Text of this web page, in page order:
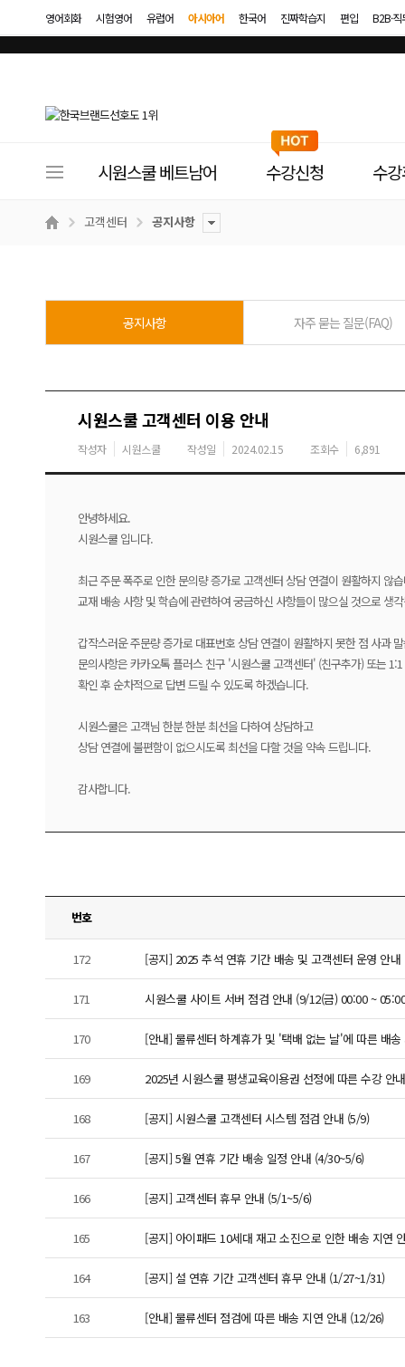
영어회화 시험영어 유럽어 아시아어 한국어 진짜학습지 편입 B2B·
이
메
시원스쿨 베트남어 수강신청 수
고객센터 공지사항
공지사항 자주 묻는 질문(FAQ)
시원스쿨 고객센터 이용 안내
작성자 시원스쿨 작성일 2024.02.15 조회수 6,891
안녕하세요.
시원스쿨 입니다.
최근 주문 폭주로 인한 문의량 증가로 고객센터 상담 연결이 원활하지 않
교재 배송 사항 및 학습에 관련하여 궁금하신 사항들이 많으실 것으로 생
갑작스러운 주문량 증가로 대표번호 상담 연결이 원활하지 못한 점 사과
문의사항은 카카오톡 플러스 친구 '시원스쿨 고객센터' (친구추가) 또는
확인 후 순차적으로 답변 드릴 수 있도록 하겠습니다.
시원스쿨은 고객님 한분 한분 최선을 다하여 상담하고
상담 연결에 불편함이 없으시도록 최선을 다할 것을 약속 드립니다.
감사합니다.
번호
172 [공지] 2025 추석 연휴 기간 배송 및 고객센터 운영 안내
171 시원스쿨 사이트 서버 점검 안내 (9/12(금) 00:00 ~
170 [안내] 물류센터 하계휴가 및 '택배 없는 날'에 따른 배
169 2025년 시원스쿨 평생교육이용권 선정에 따른 수강 안
168 [공지] 시원스쿨 고객센터 시스템 점검 안내 (5/9)
167 [공지] 5월 연휴 기간 배송 일정 안내 (4/30~5/6)
166 [공지] 고객센터 휴무 안내 (5/1~5/6)
165 [공지] 아이패드 10세대 재고 소진으로 인한 배송 지연
164 [공지] 설 연휴 기간 고객센터 휴무 안내 (1/27~1/31)
163 [안내] 물류센터 점검에 따른 배송 지연 안내 (12/26)